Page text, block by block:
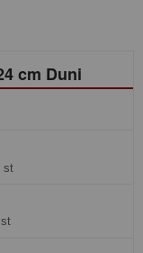
cm Duni
st